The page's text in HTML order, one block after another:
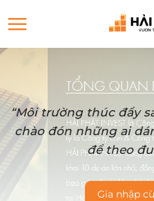
“Môi trường thúc đẩy
chào đón những ai
để theo
Gia nhập